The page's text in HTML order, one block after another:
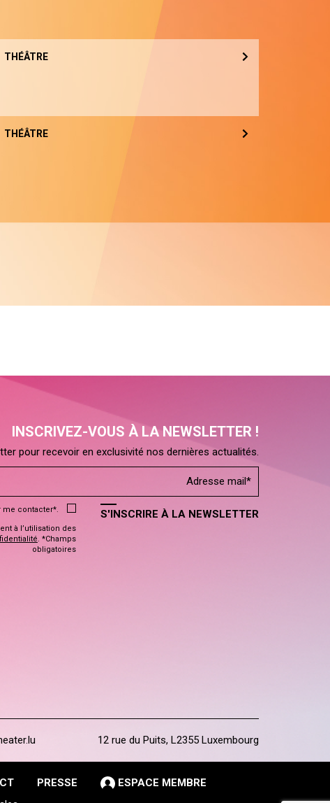
THÉÂTRE
THÉÂTRE
INSCRIVEZ-VOUS À LA NEWSLETTER !
pour recevoir en exclusivité nos dernières actualités.
contacter*.
à l’utilisation des
. *Champs
obligatoires
S'INSCRIRE À LA NEWSLETTER
12 rue du Puits, L2355 Luxembourg
PRESSE
ESPACE MEMBRE